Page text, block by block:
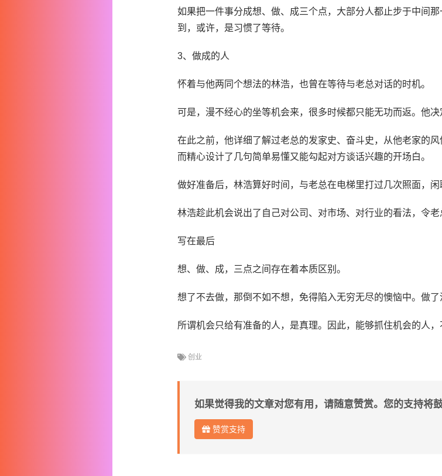
如果把一件事分成想、做、成三个点，大部分人都止步于中间
到，或许，是习惯了等待。
3、做成的人
怀着与他两同个想法的林浩，也曾在等待与老总对话的时机。
可是，漫不经心的坐等机会来，很多时候都只能无功而返。他
在此之前，他详细了解过老总的发家史、奋斗史，从他老家的
而精心设计了几句简单易懂又能勾起对方谈话兴趣的开场白。
做好准备后，林浩算好时间，与老总在电梯里打过几次照面，
林浩趁此机会说出了自己对公司、对市场、对行业的看法，令
写在最后
想、做、成，三点之间存在着本质区别。
想了不去做，那倒不如不想，免得陷入无穷无尽的懊恼中。做
所谓机会只给有准备的人，是真理。因此，能够抓住机会的人，
创业
如果觉得我的文章对您有用，请随意赞赏。您的支持将
赞赏支持